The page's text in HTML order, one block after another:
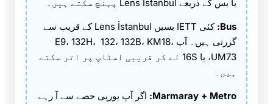
یا بس کے ذریعے Lens İstanbul پہنچ سکتے ہیں۔
Bus:
کئی IETT بسیں Lens İstanbul کے قریب سے
گزرتی ہیں۔ آپ E9، 132H، 132، 132B، KM18،
UM73، یا 16S لے کر قریبی اسٹاپ پر اتر سکتے
ہیں۔
Marmaray + Metro: اگر آپ یورپی حصے سے آ رہے